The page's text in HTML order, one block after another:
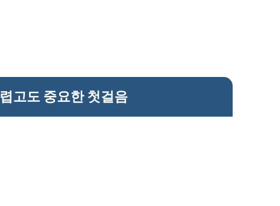
고도 중요한 첫걸음